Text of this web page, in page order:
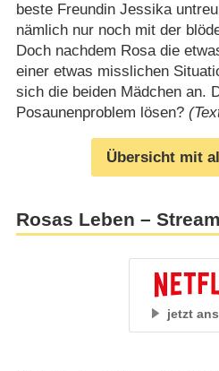
beste Freundin Jessika
nämlich nur noch mit der
Doch nachdem Rosa die
einer etwas misslichen
sich die beiden Mädchen an.
Posaunenproblem lösen?
Übersicht mit
Rosas Leben –
jetzt